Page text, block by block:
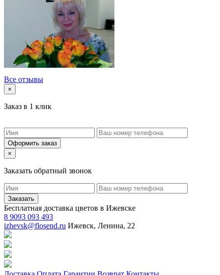
Все отзывы
×
Заказ в 1 клик
Оформить заказ
×
Заказать обратный звонок
Заказать
Бесплатная доставка цветов в Ижевске
8 9093 093 493
izhevsk@flosend.ru Ижевск, Ленина, 22